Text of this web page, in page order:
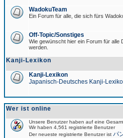
WadokuTeam
Ein Forum für alle, die sich fürs
Off-Topic/Sonstiges
Wie gewünscht hier ein Forum für alle
werden.
Kanji-Lexikon
Kanji-Lexikon
Japanisch-Deutsches Kanji-
Wer ist online
Unsere Benutzer haben auf eine
Wir haben 4,561 registrierte Benutzer
Der neueste registrierte Benutzer ist パ